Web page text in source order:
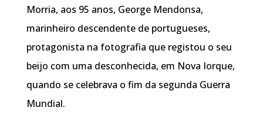
Morria, aos 95 anos, George Mendonsa,
marinheiro descendente de portugueses,
protagonista na fotografia que registou o seu
beijo com uma desconhecida, em Nova Iorque,
quando se celebrava o fim da segunda Guerra
Mundial.